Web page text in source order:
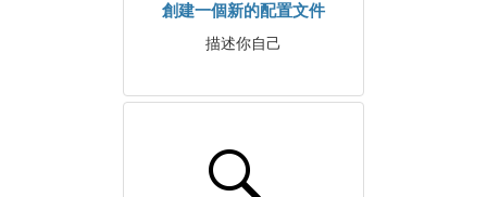
創建一個新的配置文件
描述你自己